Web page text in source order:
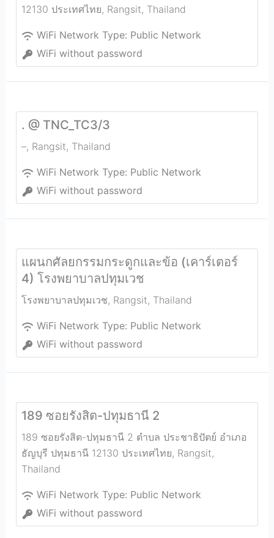
12130 ประเทศไทย, Rangsit, Thailand
WiFi Network Type: Public Network
WiFi without password
. @ TNC_TC3/3
–, Rangsit, Thailand
WiFi Network Type: Public Network
WiFi without password
แผนกศัลยกรรมกระดูกและข้อ (เคาร์เตอร์
4) โรงพยาบาลปทุมเวช
โรงพยาบาลปทุมเวช, Rangsit, Thailand
WiFi Network Type: Public Network
WiFi without password
189 ซอยรังสิต-ปทุมธานี 2
189 ซอยรังสิต-ปทุมธานี 2 ตำบล ประชาธิปัตย์ อำเภอ
ธัญบุรี ปทุมธานี 12130 ประเทศไทย, Rangsit,
Thailand
WiFi Network Type: Public Network
WiFi without password